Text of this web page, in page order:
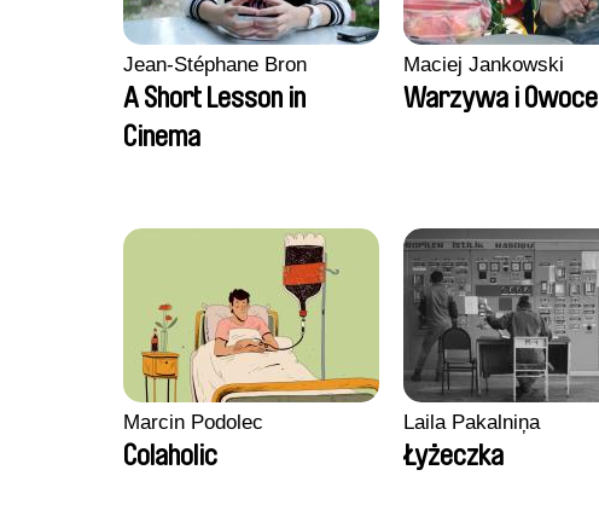
Jean-Stéphane Bron
A Short Lesson in
Cinema
Maciej Jankowski
Warzywa i Owoce
Marcin Podolec
Colaholic
Laila Pakalniņa
Łyżeczka